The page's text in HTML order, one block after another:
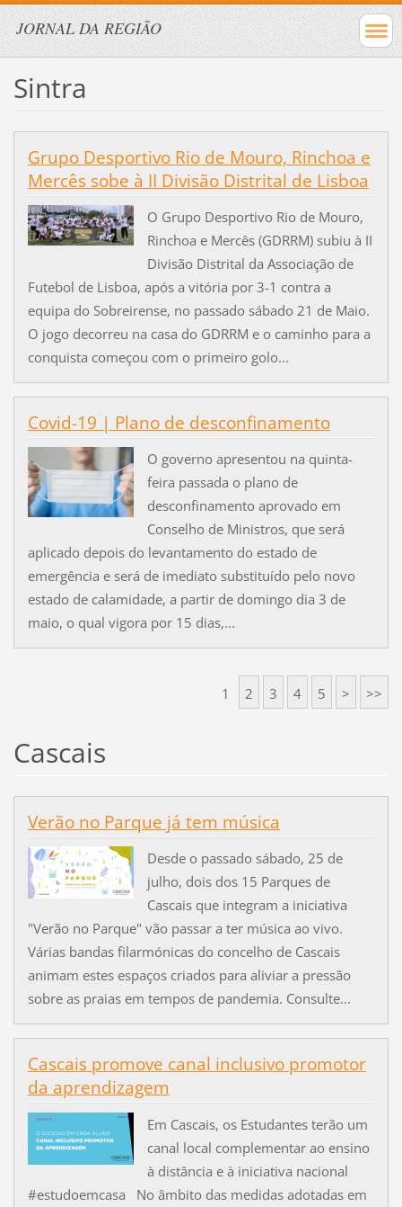
JORNAL DA REGIÃO
Sintra
Grupo Desportivo Rio de Mouro, Rinchoa e
Mercês sobe à II Divisão Distrital de Lisboa
O Grupo Desportivo Rio de Mouro,
Rinchoa e Mercês (GDRRM) subiu à II
Divisão Distrital da Associação de
Futebol de Lisboa, após a vitória por 3-1 contra a
equipa do Sobreirense, no passado sábado 21 de Maio.
O jogo decorreu na casa do GDRRM e o caminho para a
conquista começou com o primeiro golo...
Covid-19 | Plano de desconfinamento
O governo apresentou na quinta-
feira passada o plano de
desconfinamento aprovado em
Conselho de Ministros, que será
aplicado depois do levantamento do estado de
emergência e será de imediato substituído pelo novo
estado de calamidade, a partir de domingo dia 3 de
maio, o qual vigora por 15 dias,...
1 2 3 4 5 > >>
Cascais
Verão no Parque já tem música
Desde o passado sábado, 25 de
julho, dois dos 15 Parques de
Cascais que integram a iniciativa
"Verão no Parque" vão passar a ter música ao vivo.
Várias bandas filarmónicas do concelho de Cascais
animam estes espaços criados para aliviar a pressão
sobre as praias em tempos de pandemia. Consulte...
Cascais promove canal inclusivo promotor
da aprendizagem
Em Cascais, os Estudantes terão um
canal local complementar ao ensino
à distância e à iniciativa nacional
#estudoemcasa No âmbito das medidas adotadas em